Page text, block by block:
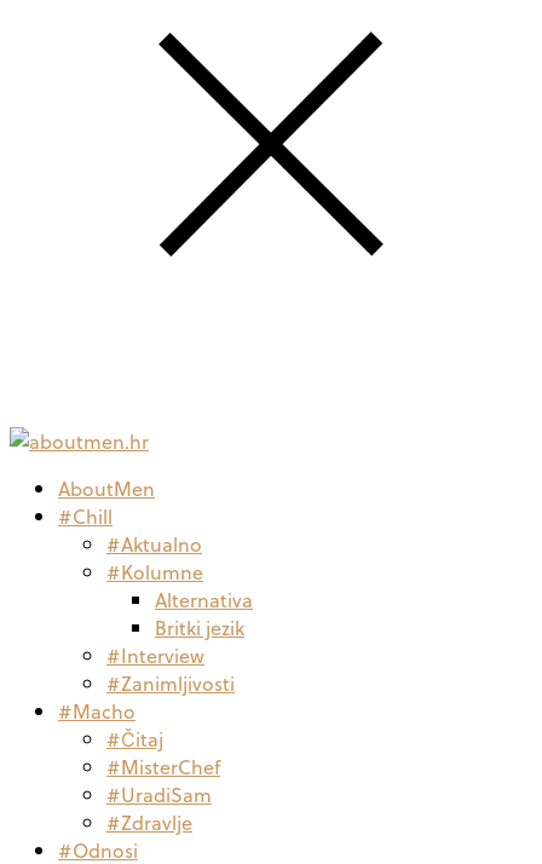
AboutMen
#Chill
#Aktualno
#Kolumne
Alternativa
Britki jezik
#Interview
#Zanimljivosti
#Macho
#Čitaj
#MisterChef
#UradiSam
#Zdravlje
#Odnosi